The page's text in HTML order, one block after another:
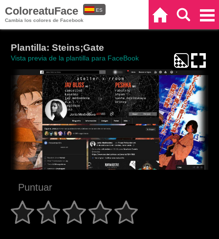
ColoreatuFace
Cambia los colores de Facebook
ES
Plantilla: Steins;Gate
Vista previa de la plantilla para FaceBook
Puntuar